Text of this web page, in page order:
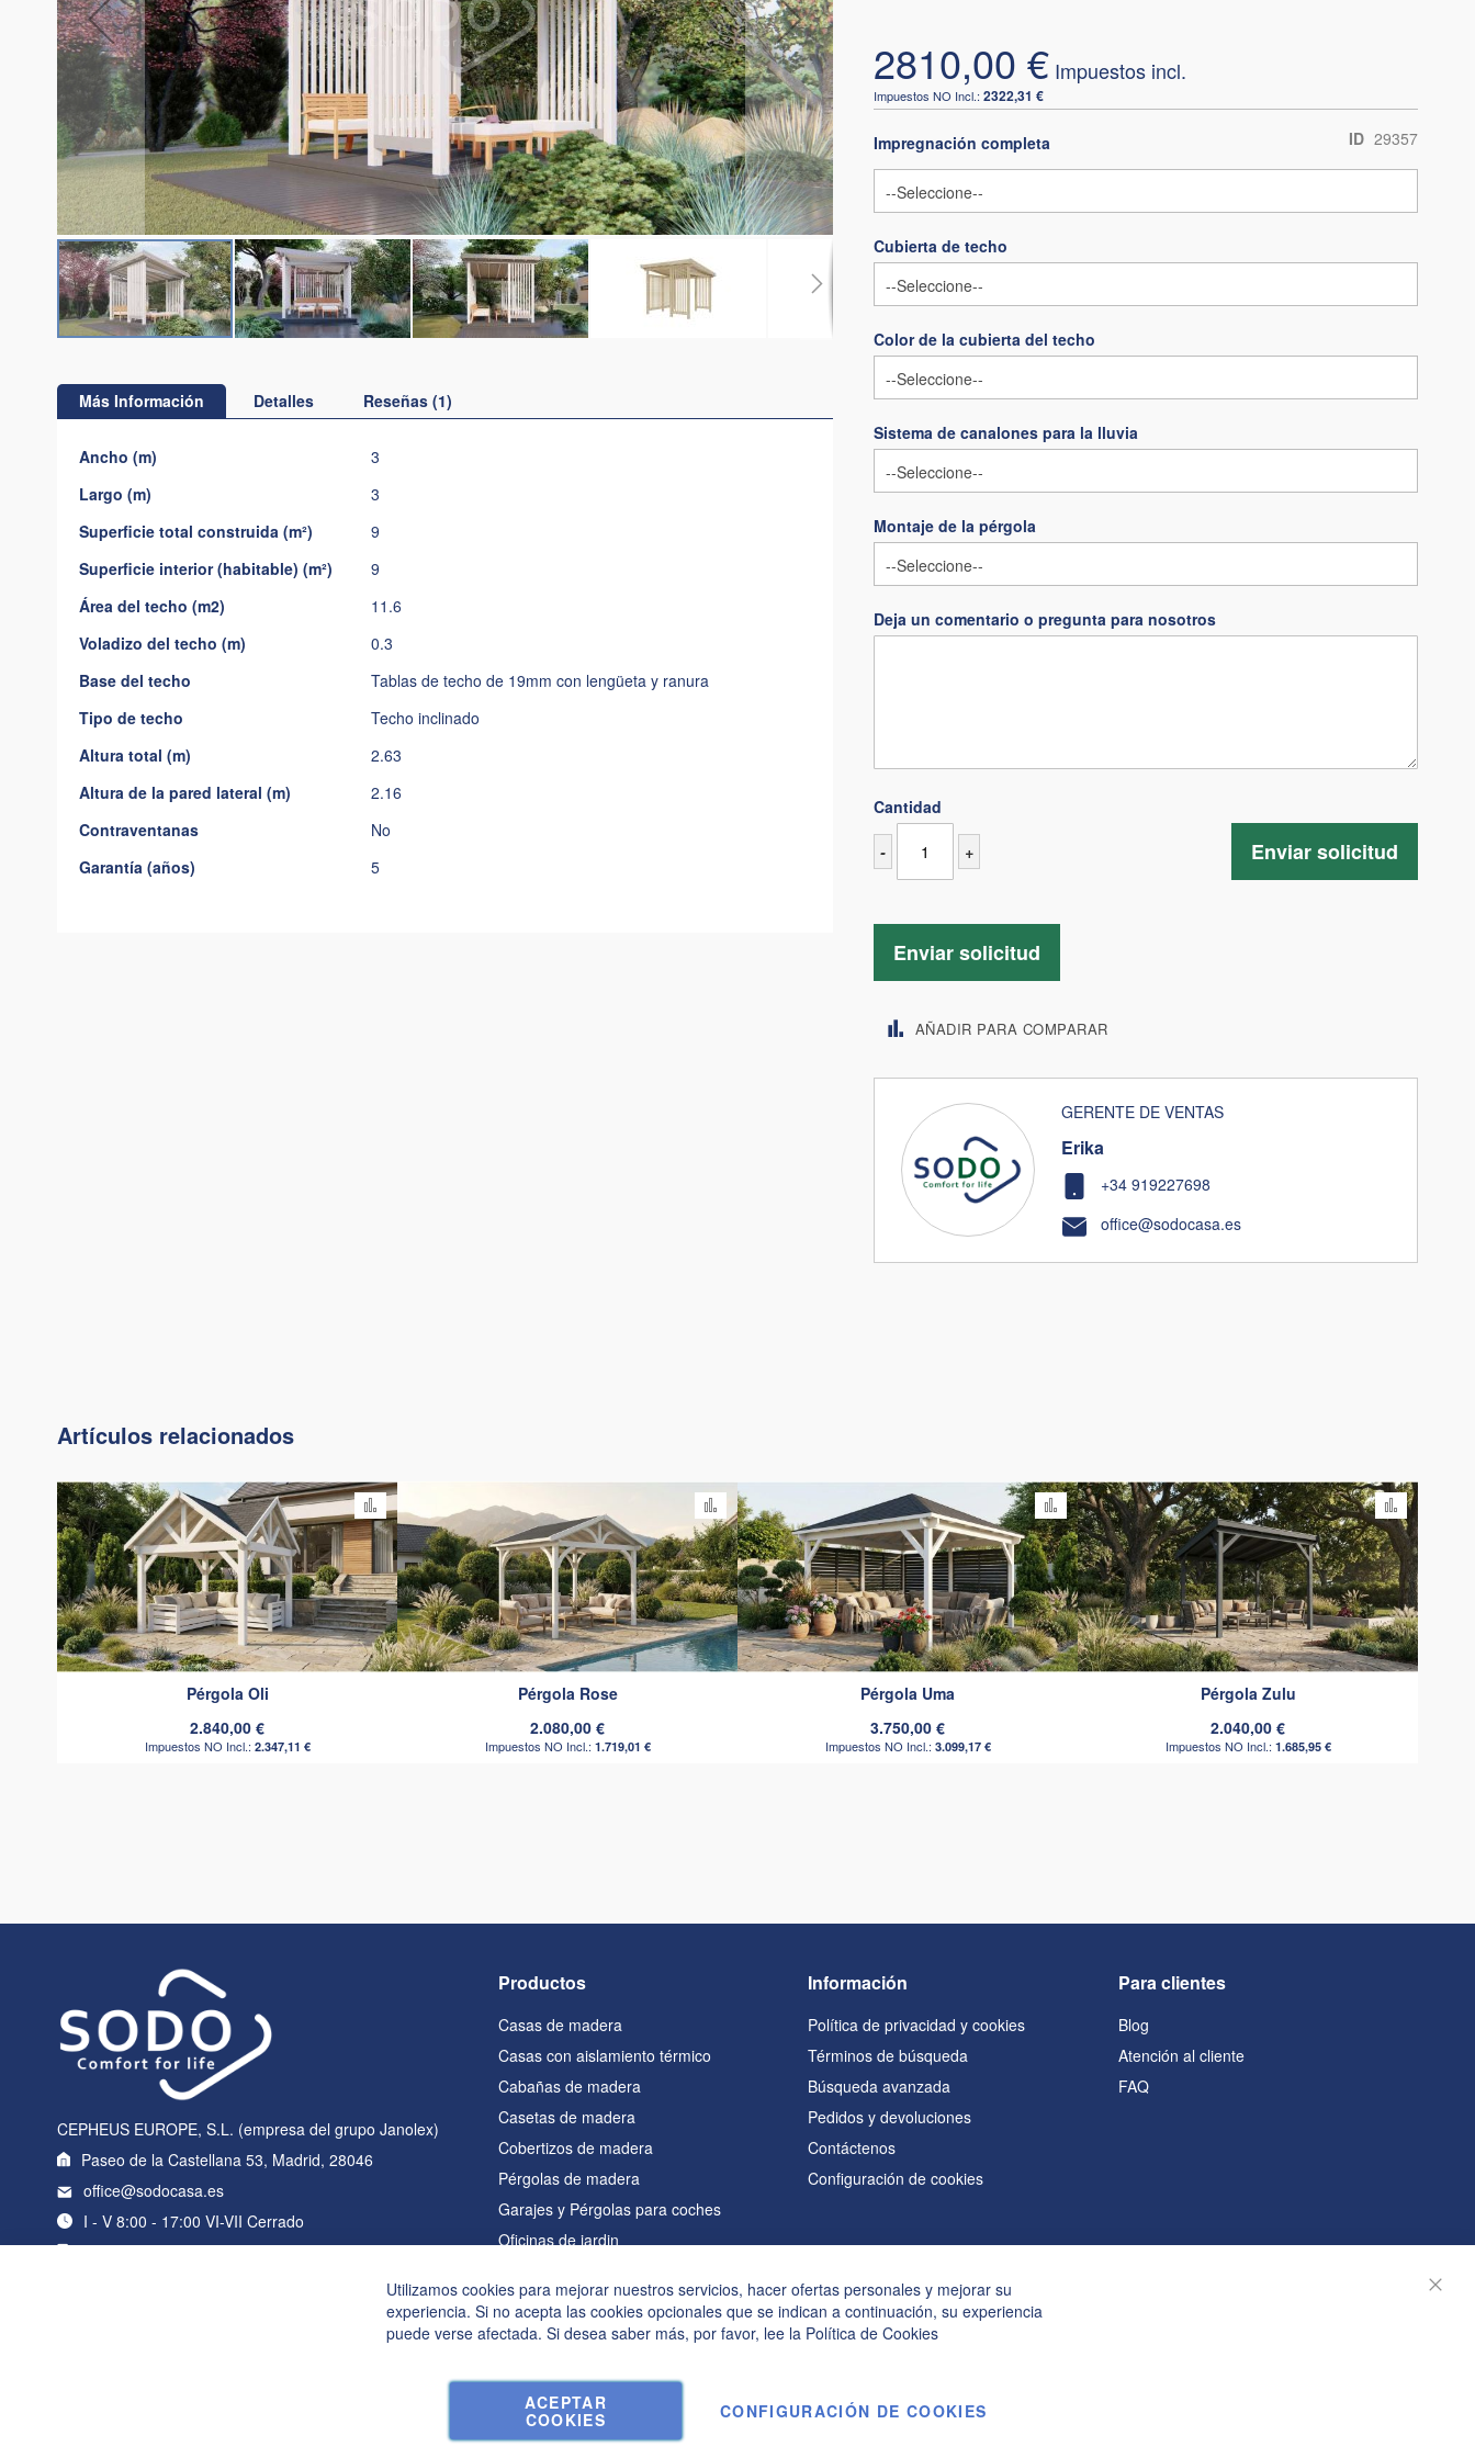
2810,00 €
2322,31 €
ID 29357
Impregnación completa
Cubierta de techo
Color de la cubierta del techo
Sistema de canalones para la lluvia
Montaje de la pérgola
Deja un comentario o pregunta para nosotros
Cantidad
- + Enviar solicitud
Enviar solicitud
AÑADIR PARA COMPARAR
GERENTE DE VENTAS
Erika
+34 919227698
office@sodocasa.es
comienzo
de
galería
imágenes
Más Información
Más
Información
Ancho (m)
3
Largo (m)
3
Superficie total construida (m²)
9
Superficie interior (habitable) (m²)
9
Área del techo (m2)
11.6
Voladizo del techo (m)
0.3
Base del techo
Tablas de techo de 19mm con lengüeta y ranura
Tipo de techo
Techo inclinado
Altura total (m)
2.63
Altura de la pared lateral (m)
2.16
Contraventanas
No
Garantía (años)
5
Detalles Reseñas 1
Artículos relacionados
Pérgola Oli
2.840,00 €
2.347,11 €
Añadir para comparar
Pérgola Rose
2.080,00 €
1.719,01 €
Añadir para comparar
Pérgola Uma
3.750,00 €
3.099,17 €
Añadir para comparar
Pérgola Zulu
2.040,00 €
1.685,95 €
Añadir
CEPHEUS EUROPE, S.L. (empresa del grupo Janolex)
Paseo de la Castellana 53, Madrid, 28046
office@sodocasa.es
I - V 8:00 - 17:00 VI-VII Cerrado
+34 919 22 76 98
Para clientes
Blog
Atención al cliente
FAQ
Información
Política de privacidad y cookies
Términos de búsqueda
Búsqueda avanzada
Pedidos y devoluciones
Contáctenos
Configuración de cookies
Productos
Casas de madera
Casas con aislamiento térmico
Cabañas de madera
Casetas de madera
Cobertizos de madera
Pérgolas de madera
Garajes y Pérgolas para coches
Oficinas de jardin
Casetas en forma de A
Bañeras de hidromasaje
Utilizamos cookies para mejorar nuestros servicios, hacer ofertas personales y mejorar su
experiencia. Si no acepta las cookies opcionales que se indican a continuación, su experiencia
puede verse afectada. Si desea saber más, por favor, lee la Política de Cookies
ACEPTAR
COOKIES
CONFIGURACIÓN DE COOKIES